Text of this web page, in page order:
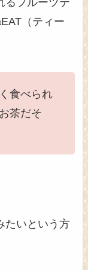
（ティー
食べられ
茶だそ
たいという方